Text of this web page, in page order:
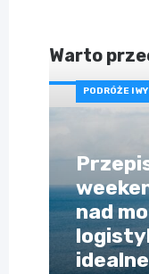
Warto
PODRÓŻE I
nad